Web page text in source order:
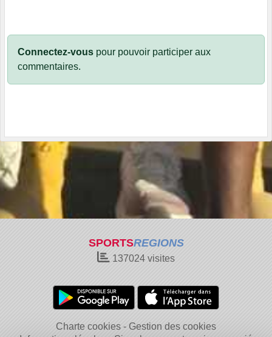
Connectez-vous pour pouvoir participer aux
commentaires.
SPORTSREGIONS
137024 visites
Charte cookies
Gestion des cookies